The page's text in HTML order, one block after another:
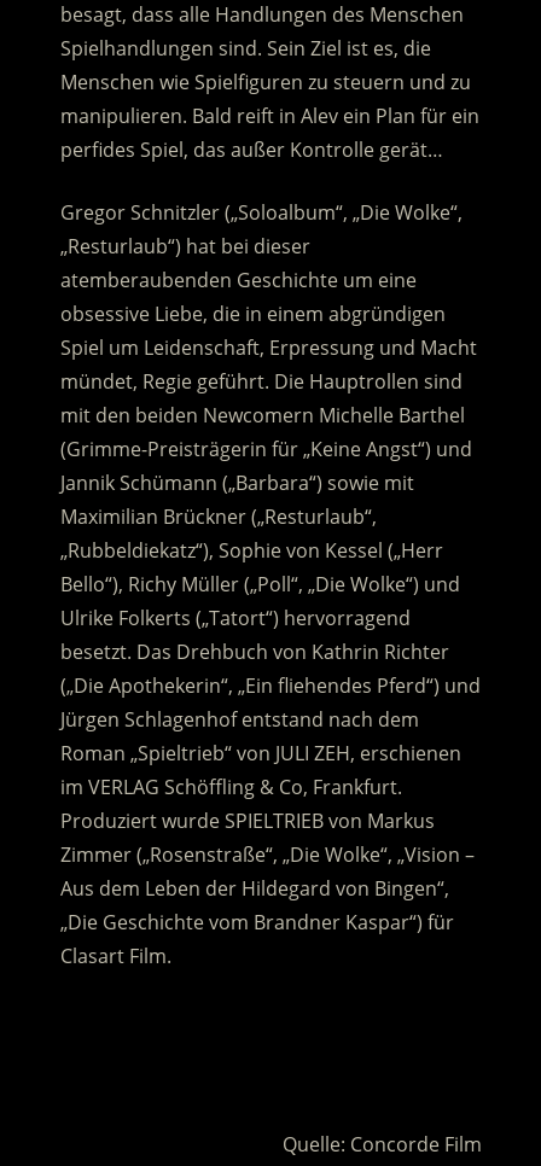
besagt, dass alle Handlungen des Menschen
Spielhandlungen sind. Sein Ziel ist es, die
Menschen wie Spielfiguren zu steuern und zu
manipulieren. Bald reift in Alev ein Plan für ein
perfides Spiel, das außer Kontrolle gerät…
Gregor Schnitzler („Soloalbum“, „Die Wolke“,
„Resturlaub“) hat bei dieser
atemberaubenden Geschichte um eine
obsessive Liebe, die in einem abgründigen
Spiel um Leidenschaft, Erpressung und Macht
mündet, Regie geführt. Die Hauptrollen sind
mit den beiden Newcomern Michelle Barthel
(Grimme-Preisträgerin für „Keine Angst“) und
Jannik Schümann („Barbara“) sowie mit
Maximilian Brückner („Resturlaub“,
„Rubbeldiekatz“), Sophie von Kessel („Herr
Bello“), Richy Müller („Poll“, „Die Wolke“) und
Ulrike Folkerts („Tatort“) hervorragend
besetzt. Das Drehbuch von Kathrin Richter
(„Die Apothekerin“, „Ein fliehendes Pferd“) und
Jürgen Schlagenhof entstand nach dem
Roman „Spieltrieb“ von JULI ZEH, erschienen
im VERLAG Schöffling & Co, Frankfurt.
Produziert wurde SPIELTRIEB von Markus
Zimmer („Rosenstraße“, „Die Wolke“, „Vision –
Aus dem Leben der Hildegard von Bingen“,
„Die Geschichte vom Brandner Kaspar“) für
Clasart Film.
Quelle: Concorde Film